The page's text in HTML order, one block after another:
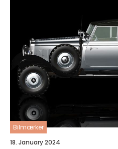
Bilmærker
18. January 2024